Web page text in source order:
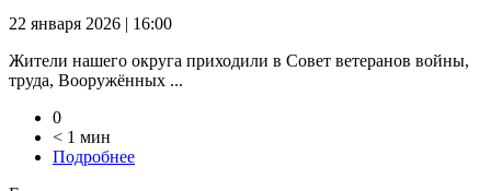
22 января 2026 | 16:00
Жители нашего округа приходили в Совет ветеранов войны,
труда, Вооружённых ...
0
< 1 мин
Подробнее